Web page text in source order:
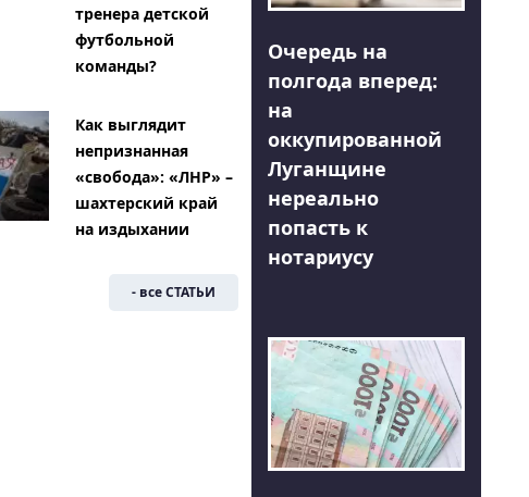
тренера детской
футбольной
команды?
Как выглядит
непризнанная
«свобода»: «ЛНР» –
шахтерский край
на издыхании
- все СТАТЬИ
Очередь на
полгода вперед:
на
оккупированной
Луганщине
нереально
попасть к
нотариусу